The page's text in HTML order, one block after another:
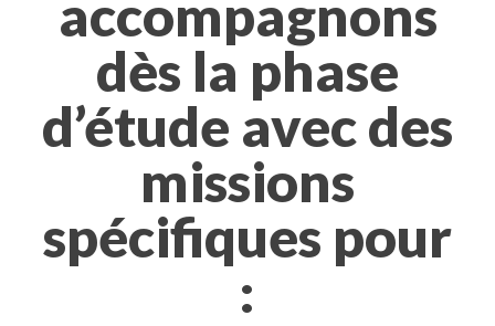
accompagnons
dès la phase
d’étude avec des
missions
spécifiques pour
: